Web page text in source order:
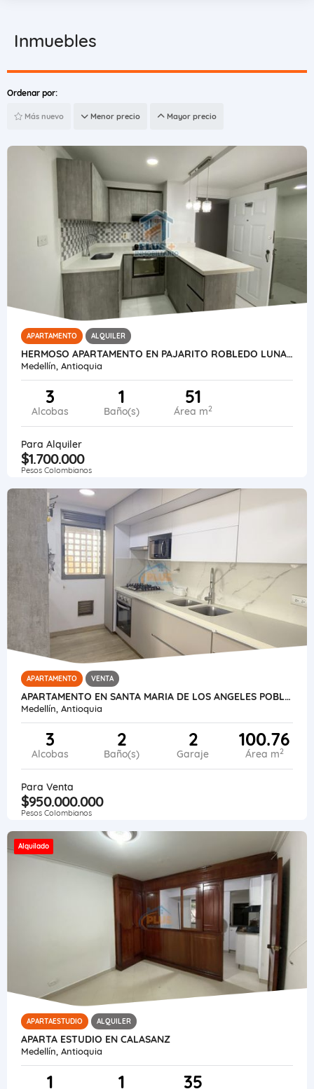
Inmuebles
Ordenar por:
Más nuevo Menor precio Mayor precio
APARTAMENTO ALQUILER
HERMOSO APARTAMENTO EN PAJARITO ROBLEDO LUNA DEL VALLE
Medellín, Antioquia
3
Alcobas
1
Baño(s)
51
Área m2
Para Alquiler
$1.700.000
Pesos Colombianos
APARTAMENTO VENTA
APARTAMENTO EN SANTA MARIA DE LOS ANGELES POBLADO
Medellín, Antioquia
3
Alcobas
2
Baño(s)
2
Garaje
100.76
Área m2
Para Venta
$950.000.000
Pesos Colombianos
Alquilado
APARTAESTUDIO ALQUILER
APARTA ESTUDIO EN CALASANZ
Medellín, Antioquia
1 1 35